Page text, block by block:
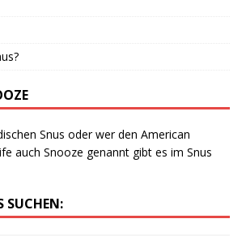
Snus oder wer den American
auch Snooze genannt gibt es im Snus
SUCHEN: